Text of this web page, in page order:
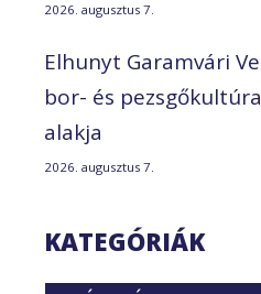
2026. augusztus 7.
Elhunyt Garamvári
bor- és
alakja
2026. augusztus 7.
KATEGÓRIÁK